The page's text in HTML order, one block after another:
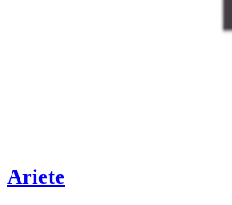
Ariete